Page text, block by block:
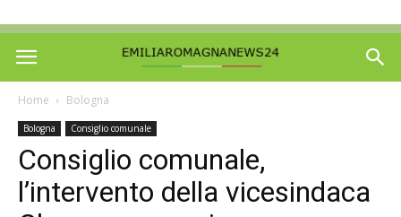
Home Bologna
Bologna Consiglio comunale
Consiglio comunale,
l’intervento della vicesindaca